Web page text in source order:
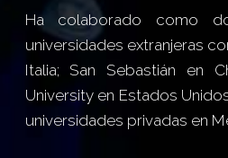
Ha colaborado como
universidades extranjeras
Italia; San Sebastián en
University en Estados
universidades privadas en